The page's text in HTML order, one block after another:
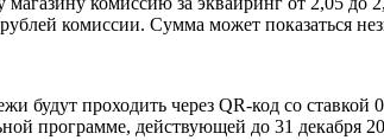
комиссии. Сумма может показаться
будут проходить через QR-код со
программе, действующей до 31 декабря